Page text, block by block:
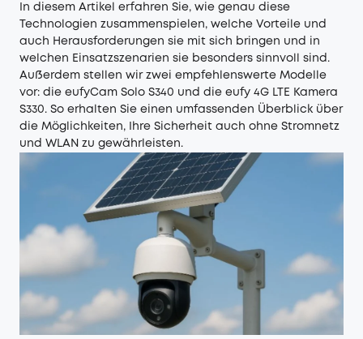
In diesem Artikel erfahren Sie, wie genau diese
Technologien zusammenspielen, welche Vorteile und
auch Herausforderungen sie mit sich bringen und in
welchen Einsatzszenarien sie besonders sinnvoll sind.
Außerdem stellen wir zwei empfehlenswerte Modelle
vor: die eufyCam Solo S340 und die eufy 4G LTE Kamera
S330. So erhalten Sie einen umfassenden Überblick über
die Möglichkeiten, Ihre Sicherheit auch ohne Stromnetz
und WLAN zu gewährleisten.